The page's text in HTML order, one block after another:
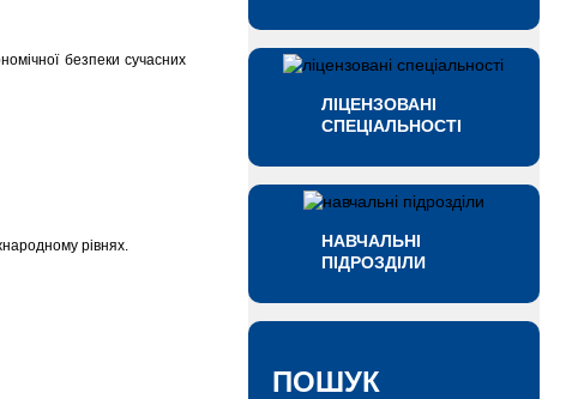
ЛІЦЕНЗОВАНІ
СПЕЦІАЛЬНОСТІ
НАВЧАЛЬНІ
ПІДРОЗДІЛИ
ПОШУК
безпеки сучасних
рівнях.